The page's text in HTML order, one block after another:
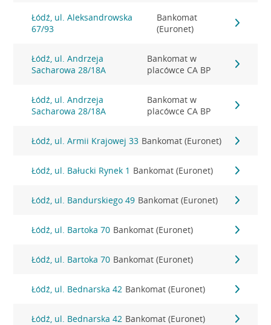
Łódź, ul. Aleksandrowska
67/93
Bankomat
(Euronet)
Łódź, ul. Andrzeja
Sacharowa 28/18A
Bankomat w
placówce CA BP
Łódź, ul. Andrzeja
Sacharowa 28/18A
Bankomat w
placówce CA BP
Łódź, ul. Armii Krajowej 33 Bankomat (Euronet)
Łódź, ul. Bałucki Rynek 1 Bankomat (Euronet)
Łódź, ul. Bandurskiego 49 Bankomat (Euronet)
Łódź, ul. Bartoka 70 Bankomat (Euronet)
Łódź, ul. Bartoka 70 Bankomat (Euronet)
Łódź, ul. Bednarska 42 Bankomat (Euronet)
Łódź, ul. Bednarska 42 Bankomat (Euronet)